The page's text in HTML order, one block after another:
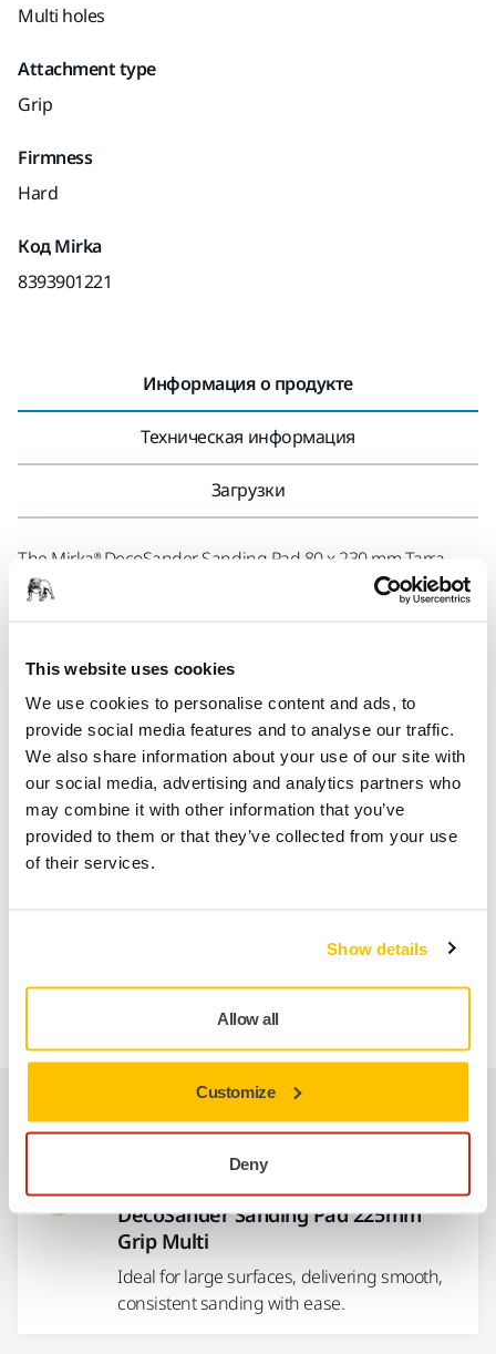
This website uses cookies
We use cookies to personalise content and ads, to
provide social media features and to analyse our traffic.
We also share information about your use of our site with
our social media, advertising and analytics partners who
may combine it with other information that you’ve
provided to them or that they’ve collected from your use
of their services.
Show details
Allow all
Customize
Deny
Multi holes
Attachment type
Grip
Firmness
Hard
Код Mirka
8393901221
Информация о продукте
Техническая информация
Загрузки
The Mirka® DecoSander Sanding Pad 80 x 230 mm Tarra
Multi is a rectangular pad designed to enhance precision
during detailed sanding tasks. Ideal for precise tasks and
with the Mirka DecoSander, this pad excels in corner
sanding and hard-to-reach areas. Its grip fastening system
keeps the abrasive securely in place, ensuring stable
performance and safety during use. Compatible with Mirka
abrasives.
Corner-sanding capability: Reaches difficult areas,
ensuring detailed and thorough sanding.
: Easily swaps in and out, minimizing
downtime.
Сопутствующие товары
DecoSander Sanding Pad 225mm
Grip Multi
Ideal for large surfaces, delivering smooth,
consistent sanding with ease.